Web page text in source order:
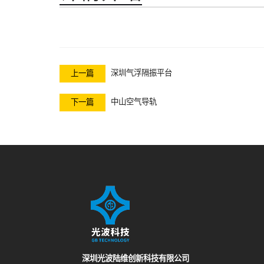
上一篇 深圳气浮隔振平台
下一篇 中山空气导轨
深圳光波陆维创新科技有限公司